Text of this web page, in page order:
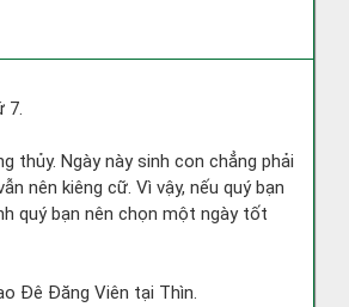
7.
thủy. Ngày này sinh con chẳng phải
nên kiêng cữ. Vì vậy, nếu quý bạn
quý bạn nên chọn một ngày tốt
Đê Đăng Viên tại Thìn.